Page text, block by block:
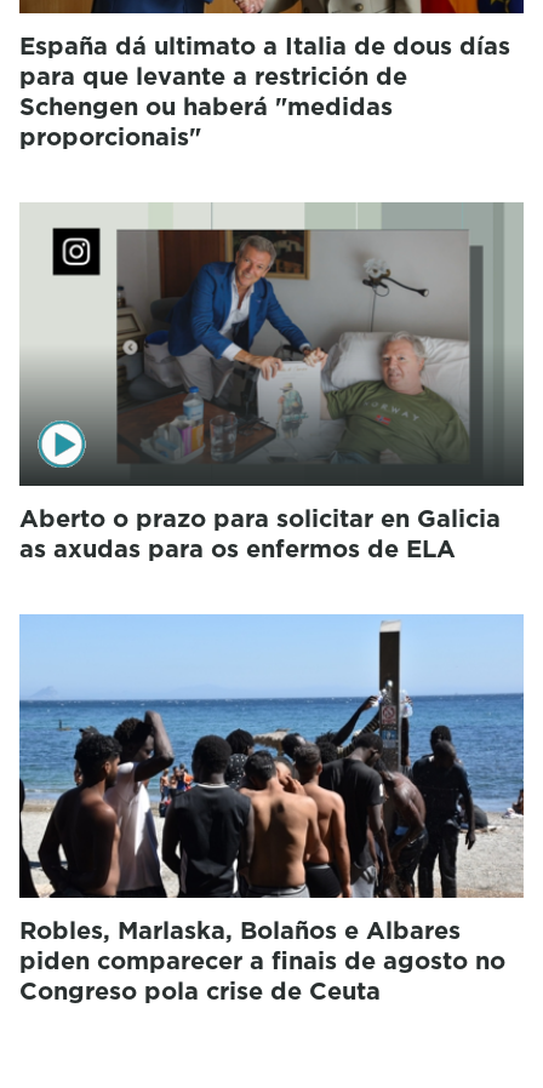
España dá ultimato a Italia de dous días
para que levante a restrición de
Schengen ou haberá "medidas
proporcionais"
Aberto o prazo para solicitar en Galicia
as axudas para os enfermos de ELA
Robles, Marlaska, Bolaños e Albares
piden comparecer a finais de agosto no
Congreso pola crise de Ceuta